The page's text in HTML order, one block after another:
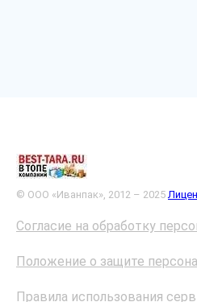
© ООО «Иванпак», 2012 – 2025
Согласие на обработку
Положение о защите
Правила использования